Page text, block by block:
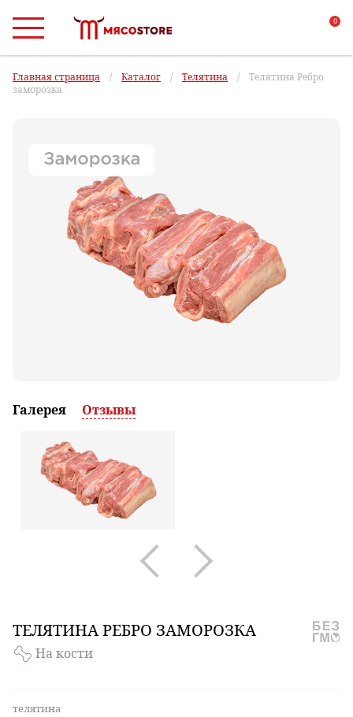
0
Главная страница / Каталог / Телятина / Телятина Ребро
заморозка
Галерея Отзывы
ТЕЛЯТИНАРЕБРО ЗАМОРОЗКА
На кости
телятина